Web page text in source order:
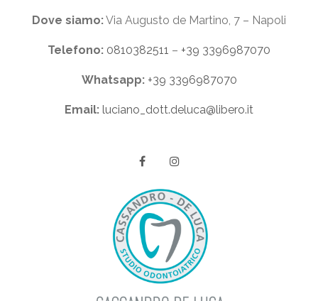
Dove siamo:Via Augusto de Martino, 7 – Napoli
Telefono: 0810382511 – +39 3396987070
Whatsapp: +39 3396987070
Email: luciano_dott.deluca@libero.it